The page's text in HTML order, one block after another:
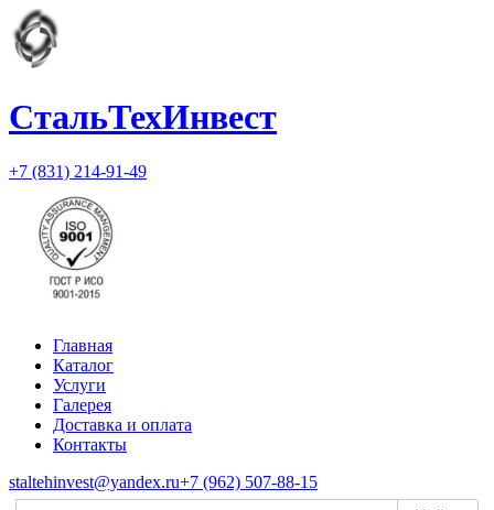
СтальТехИнвест
+7 (831) 214-91-49
Главная
Каталог
Услуги
Галерея
Доставка и оплата
Контакты
staltehinvest@yandex.ru+7 (962) 507-88-15